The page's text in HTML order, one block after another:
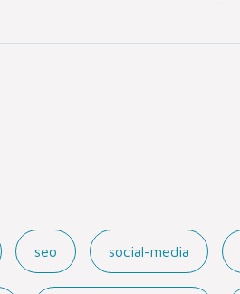
seo social-media